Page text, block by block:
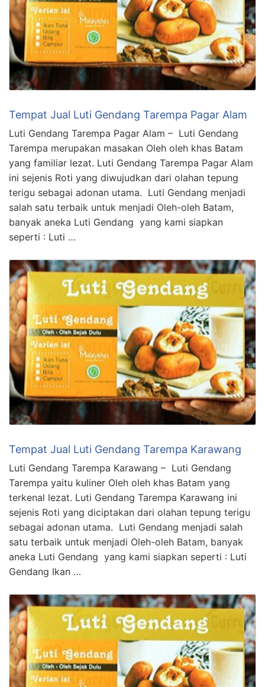
Tempat Jual Luti Gendang Tarempa Pagar Alam
Luti Gendang Tarempa Pagar Alam – Luti Gendang
Tarempa merupakan masakan Oleh oleh khas Batam
yang familiar lezat. Luti Gendang Tarempa Pagar Alam
ini sejenis Roti yang diwujudkan dari olahan tepung
terigu sebagai adonan utama. Luti Gendang menjadi
salah satu terbaik untuk menjadi Oleh-oleh Batam,
banyak aneka Luti Gendang yang kami siapkan
seperti : Luti …
Tempat Jual Luti Gendang Tarempa Karawang
Luti Gendang Tarempa Karawang – Luti Gendang
Tarempa yaitu kuliner Oleh oleh khas Batam yang
terkenal lezat. Luti Gendang Tarempa Karawang ini
sejenis Roti yang diciptakan dari olahan tepung terigu
sebagai adonan utama. Luti Gendang menjadi salah
satu terbaik untuk menjadi Oleh-oleh Batam, banyak
aneka Luti Gendang yang kami siapkan seperti : Luti
Gendang Ikan …